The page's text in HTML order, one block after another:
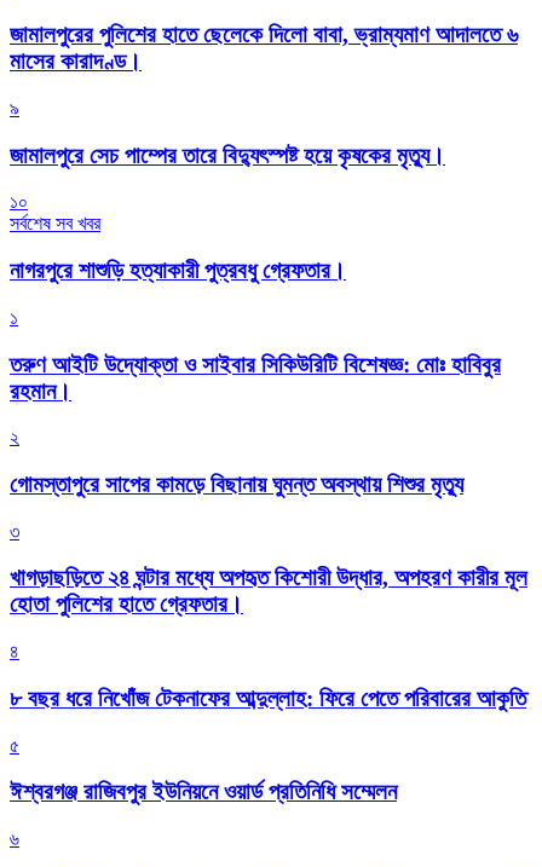
জামালপুরের পুলিশের হাতে ছেলেকে দিলো বাবা, ভ্রাম্যমাণ আদালতে ৬
মাসের কারাদণ্ড।
৯
জামালপুরে সেচ পাম্পের তারে বিদ্যুৎস্পষ্ট হয়ে কৃষকের মৃত্যু।
১০
সর্বশেষ সব খবর
নাগরপুরে শাশুড়ি হত্যাকারী পুত্রবধু গ্রেফতার।
১
তরুণ আইটি উদ্যোক্তা ও সাইবার সিকিউরিটি বিশেষজ্ঞ: মোঃ হাবিবুর
রহমান।
২
গোমস্তাপুরে সাপের কামড়ে বিছানায় ঘুমন্ত অবস্থায় শিশুর মৃত্যু
৩
খাগড়াছড়িতে ২৪ ঘন্টার মধ্যে অপহৃত কিশোরী উদ্ধার, অপহরণ কারীর মূল
হোতা পুলিশের হাতে গ্রেফতার।
৪
৮ বছর ধরে নিখোঁজ টেকনাফের আব্দুল্লাহ: ফিরে পেতে পরিবারের আকুতি
৫
ঈশ্বরগঞ্জ রাজিবপুর ইউনিয়নে ওয়ার্ড প্রতিনিধি সম্মেলন
৬